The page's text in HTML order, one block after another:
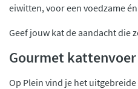
eiwitten, voor een voedzame
Geef jouw kat de aandacht die
Gourmet
Op Plein vind je het